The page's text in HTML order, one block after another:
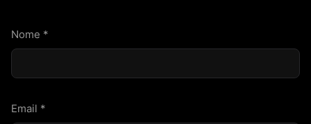
Nome *
Email *